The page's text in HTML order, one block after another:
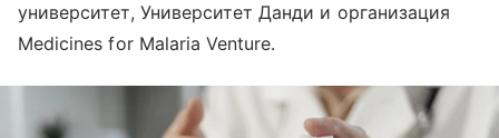
университет, Университет Данди и организация
Medicines for Malaria Venture.